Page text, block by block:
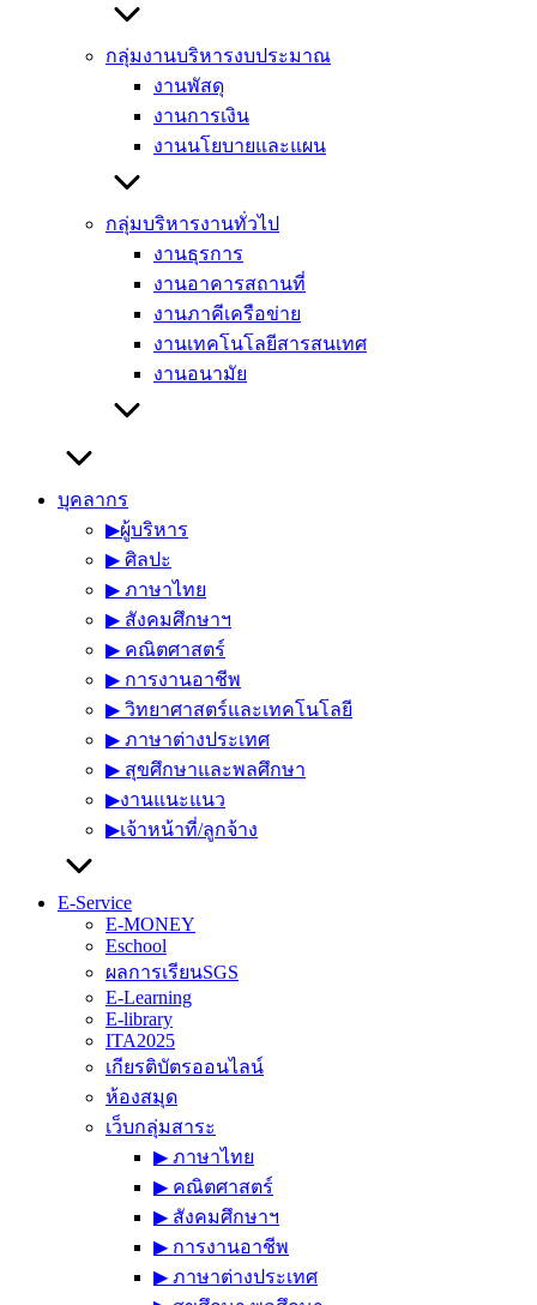
กลุ่มงานบริหารงบประมาณ
งานพัสดุ
งานการเงิน
งานนโยบายและแผน
กลุ่มบริหารงานทั่วไป
งานธุรการ
งานอาคารสถานที่
งานภาคีเครือข่าย
งานเทคโนโลยีสารสนเทศ
งานอนามัย
บุคลากร
▶︎ผู้บริหาร
▶︎ ศิลปะ
▶︎ ภาษาไทย
▶︎ สังคมศึกษาฯ
▶︎ คณิตศาสตร์
▶︎ การงานอาชีพ
▶︎ วิทยาศาสตร์และเทคโนโลยี
▶︎ ภาษาต่างประเทศ
▶︎ สุขศึกษาและพลศึกษา
▶︎งานแนะแนว
▶︎เจ้าหน้าที่/ลูกจ้าง
E-Service
E-MONEY
Eschool
ผลการเรียนSGS
E-Learning
E-library
ITA2025
เกียรติบัตรออนไลน์
ห้องสมุด
เว็บกลุ่มสาระ
▶︎ ภาษาไทย
▶︎ คณิตศาสตร์
▶︎ สังคมศึกษาฯ
▶︎ การงานอาชีพ
▶︎ ภาษาต่างประเทศ